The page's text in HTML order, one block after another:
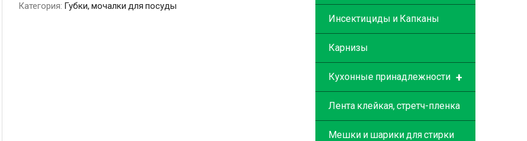
Категория: Губки, мочалки для посуды
Инсектициды и Капканы
Карнизы
+
Кухонные принадлежности
Лента клейкая, стретч-пленка
Мешки и шарики для стирки